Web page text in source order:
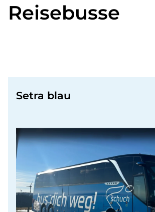
Reisebusse
Setra blau